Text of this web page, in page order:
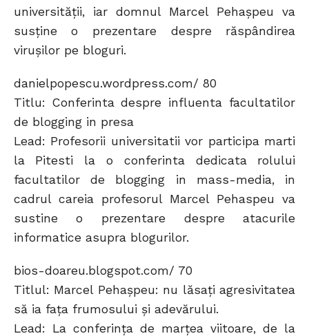
universităţii, iar domnul Marcel Pehaşpeu va
susţine o prezentare despre răspândirea
viruşilor pe bloguri.
danielpopescu.wordpress.com/ 80
Titlu: Conferinta despre influenta facultatilor
de blogging in presa
Lead: Profesorii universitatii vor participa marti
la Pitesti la o conferinta dedicata rolului
facultatilor de blogging in mass-media, in
cadrul careia profesorul Marcel Pehaspeu va
sustine o prezentare despre atacurile
informatice asupra blogurilor.
bios-doareu.blogspot.com/ 70
Titlul: Marcel Pehaşpeu: nu lăsaţi agresivitatea
să ia faţa frumosului şi adevărului.
Lead: La conferinţa de marţea viitoare, de la